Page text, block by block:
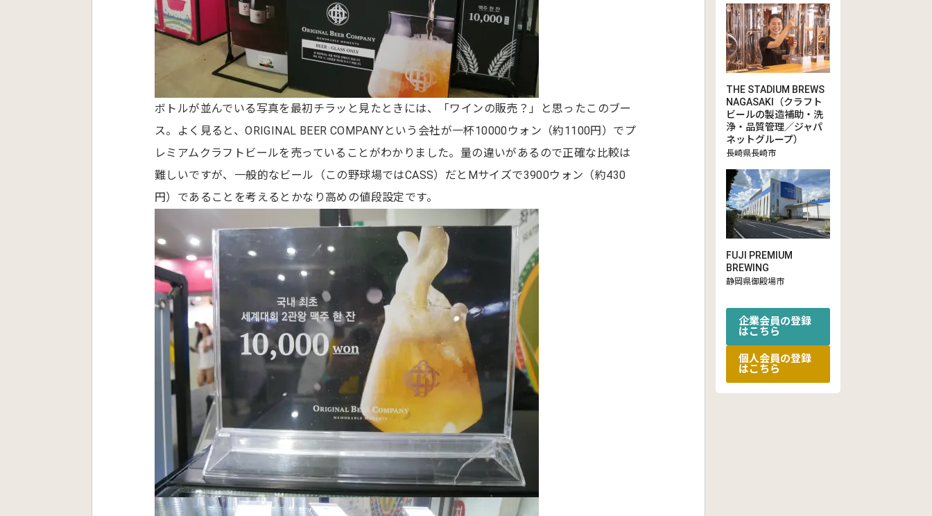
ボトルが並んでいる写真を最初チラッと見たときには、「ワインの販売？」と思ったこのブー
ス。よく見ると、ORIGINAL BEER COMPANYという会社が一杯10000ウォン（約1100円）でプ
レミアムクラフトビールを売っていることがわかりました。量の違いがあるので正確な比較は
難しいですが、一般的なビール（この野球場ではCASS）だとMサイズで3900ウォン（約430
円）であることを考えるとかなり高めの値段設定です。
THE STADIUM BREWS
NAGASAKI（クラフト
ビールの製造補助・洗
浄・品質管理／ジャパ
ネットグループ）
長崎県長崎市
FUJI PREMIUM
BREWING
静岡県御殿場市
企業会員の登録
はこちら
個人会員の登録
はこちら